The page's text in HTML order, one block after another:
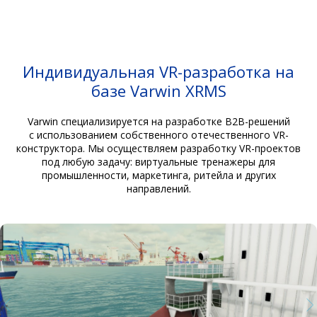
Индивидуальная VR-разработка на
базе Varwin XRMS
Varwin специализируется на разработке B2B-решений
с использованием собственного отечественного VR-
конструктора. Мы осуществляем разработку VR-проектов
под любую задачу: виртуальные тренажеры для
промышленности, маркетинга, ритейла и других
направлений.